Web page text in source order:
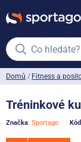
Co hledáte?
Domů Fitness a
Značka: Sportago Kód
Tréninkové